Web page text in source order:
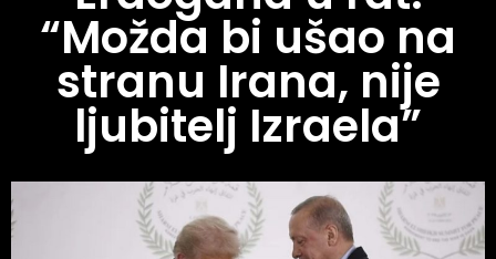
“Možda bi ušao na
stranu Irana, nije
ljubitelj Izraela”